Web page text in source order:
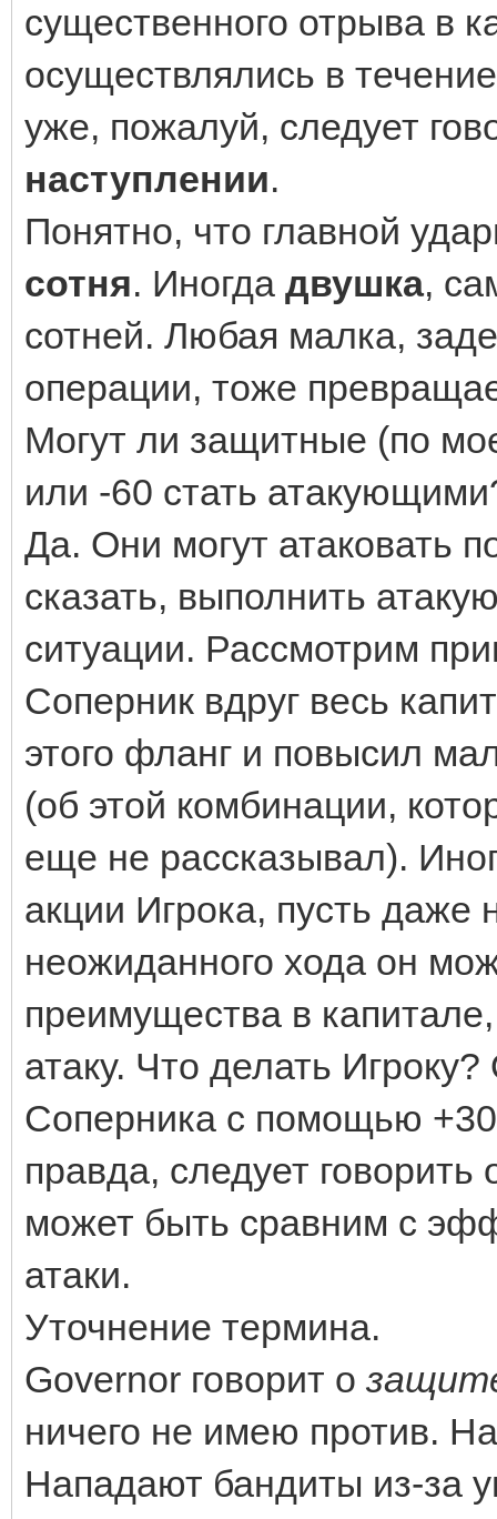
существенного отрыва в
осуществлялись в
уже, пожалуй, следует
наступлении.
Понятно, что главной
сотня. Иногда двушка,
сотней. Любая малка,
операции, тоже
Могут ли защитные (по
или -60 стать
Да. Они могут атаковать
сказать, выполнить
ситуации. Рассмотрим
Соперник вдруг весь
этого фланг и повысил
(об этой комбинации,
еще не рассказывал).
акции Игрока, пусть даже
неожиданного хода он
преимущества в
атаку. Что делать
Соперника с помощью
правда, следует говорить
может быть сравним с
атаки.
Уточнение термина.
Governor говорит о
ничего не имею против.
Нападают бандиты из-за